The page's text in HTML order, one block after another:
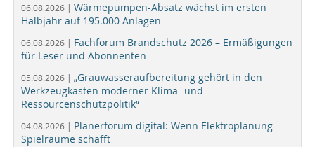
06.08.2026 | Wärmepumpen-Absatz wächst im ersten
Halbjahr auf 195.000 Anlagen
06.08.2026 | Fachforum Brandschutz 2026 – Ermäßigungen
für Leser und Abonnenten
05.08.2026 | „Grauwasseraufbereitung gehört in den
Werkzeugkasten moderner Klima- und
Ressourcenschutzpolitik“
04.08.2026 | Planerforum digital: Wenn Elektroplanung
Spielräume schafft